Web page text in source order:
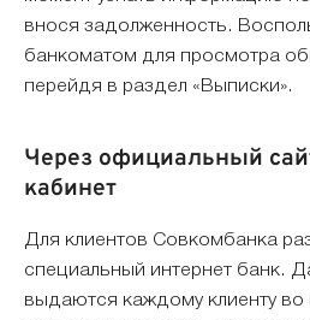
внося задолженность.
банкоматом для просмотра
перейдя в раздел «Выписки».
Через официальный
кабинет
Для клиентов Совкомбанка
специальный интернет банк.
выдаются каждому клиенту во